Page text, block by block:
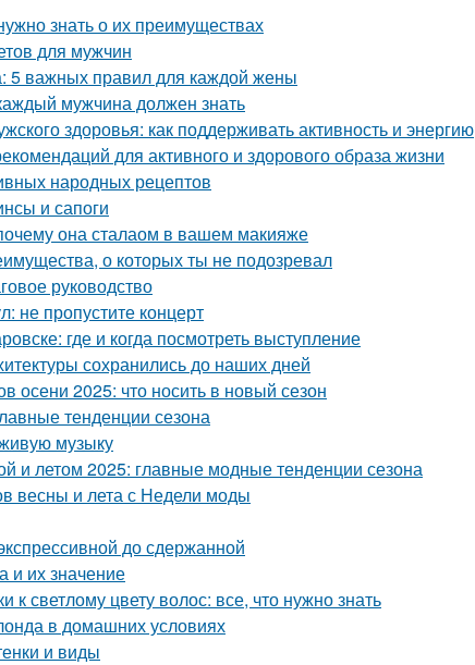
знать о их преимуществах
для мужчин
5 важных правил для каждой жены
мужчина должен знать
здоровья: как поддерживать активность и энергию
для активного и здорового образа жизни
народных рецептов
и сапоги
она сталаом в вашем макияже
о которых ты не подозревал
руководство
не пропустите концерт
где и когда посмотреть выступление
сохранились до наших дней
осени 2025: что носить в новый сезон
тенденции сезона
музыку
и летом 2025: главные модные тенденции сезона
весны и лета с Недели моды
до сдержанной
и их значение
к светлому цвету волос: все, что нужно знать
в домашних условиях
и виды